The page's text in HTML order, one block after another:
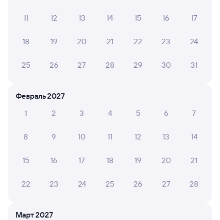
отрицательные мнения
НАТАЛЬЯ А.
ИРИНА К.
Вагон 6 - новый, чистый, вежливые девушки-
11 12 13 14 15 16 17
18 19 20 21 22 23 24
25 26 27 28 29 30 31
Февраль 2027
1
2 3 4 5 6 7
8 9 10 11 12 13 14
15 16 17 18 19 20 21
22 23 24 25 26 27 28
Март 2027